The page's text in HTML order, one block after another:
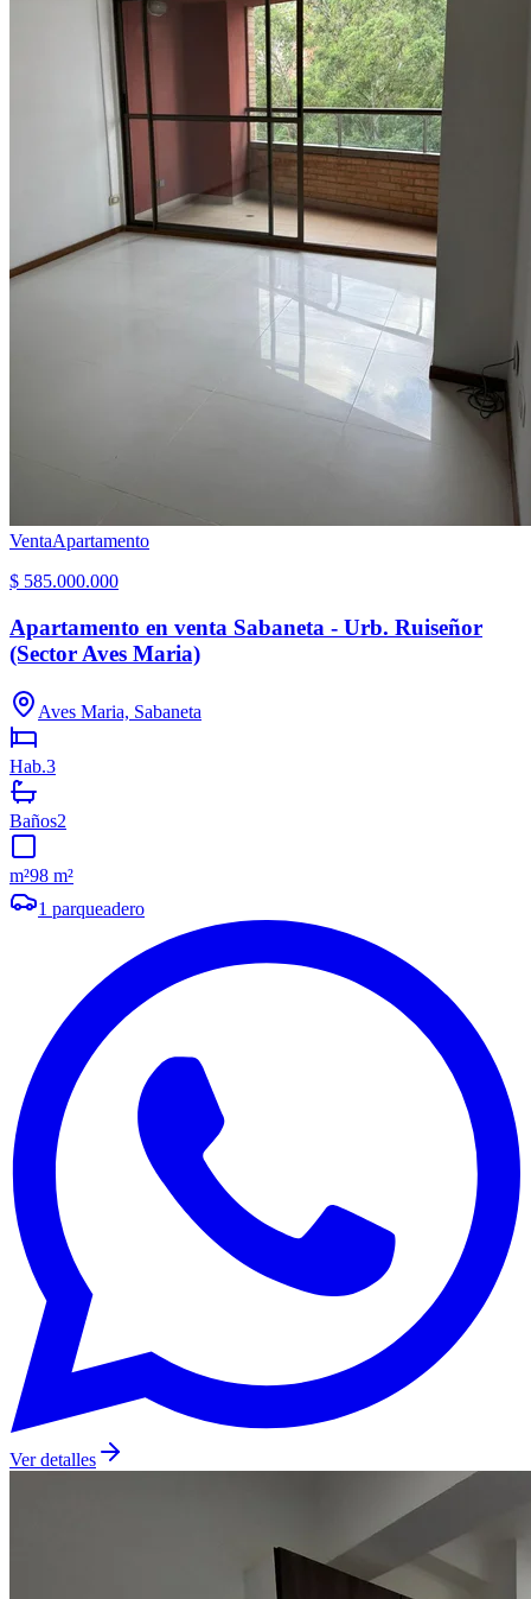
VentaApartamento
$ 585.000.000
Apartamento en venta Sabaneta - Urb. Ruiseñor
(Sector Aves Maria)
Aves Maria, Sabaneta
Hab.3
Baños2
m²98 m²
1 parqueadero
Ver detalles